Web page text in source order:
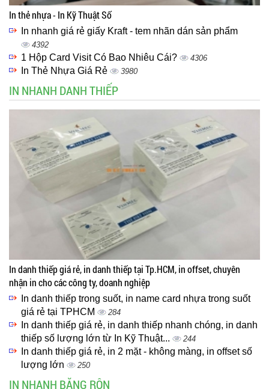
In thẻ nhựa - In Kỹ Thuật Số
In nhanh giá rẻ giấy Kraft - tem nhãn dán sản phẩm
4392
1 Hộp Card Visit Có Bao Nhiêu Cái? 4306
In Thẻ Nhựa Giá Rẻ 3980
IN NHANH DANH THIẾP
In danh thiếp giá rẻ, in danh thiếp tại Tp.HCM, in offset, chuyên
nhận in cho các công ty, doanh nghiệp
In danh thiếp trong suốt, in name card nhựa trong suốt
giá rẻ tại TPHCM
284
In danh thiếp giá rẻ, in danh thiếp nhanh chóng, in danh
thiếp số lượng lớn từ In Kỹ Thuật...
244
In danh thiếp giá rẻ, in 2 mặt - không màng, in offset số
lượng lớn
250
IN NHANH BĂNG RÔN